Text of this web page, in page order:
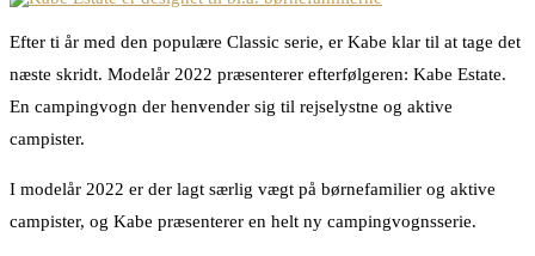
Efter ti år med den populære Classic serie, er Kabe klar til at tage det
næste skridt. Modelår 2022 præsenterer efterfølgeren: Kabe Estate.
En campingvogn der henvender sig til rejselystne og aktive
campister.
I modelår 2022 er der lagt særlig vægt på børnefamilier og aktive
campister, og Kabe præsenterer en helt ny campingvognsserie.